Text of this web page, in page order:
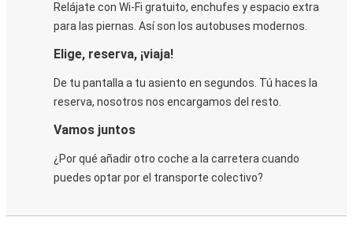
Relájate con Wi-Fi gratuito, enchufes y espacio extra
para las piernas. Así son los autobuses modernos.
Elige, reserva, ¡viaja!
De tu pantalla a tu asiento en segundos. Tú haces la
reserva, nosotros nos encargamos del resto.
Vamos juntos
¿Por qué añadir otro coche a la carretera cuando
puedes optar por el transporte colectivo?